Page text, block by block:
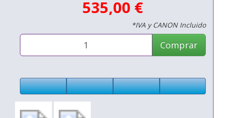
535,00 €
*IVA y CANON Incluido
Comprar